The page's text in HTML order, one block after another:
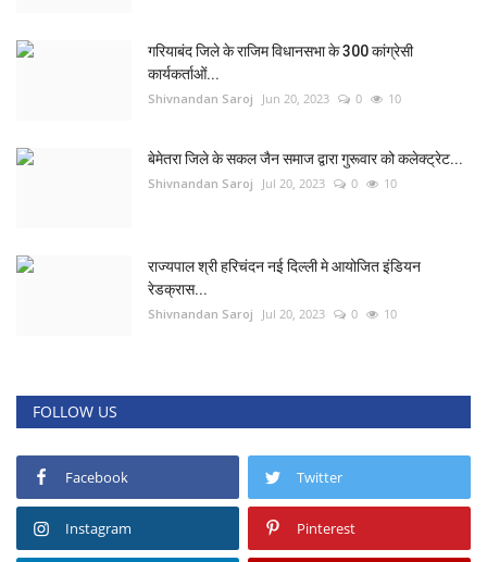
गरियाबंद जिले के राजिम विधानसभा के 300 कांग्रेसी
कार्यकर्ताओं...
Shivnandan Saroj Jun 20, 2023 0 10
बेमेतरा जिले के सकल जैन समाज द्वारा गुरूवार को कलेक्ट्रेट...
Shivnandan Saroj Jul 20, 2023 0 10
राज्यपाल श्री हरिचंदन नई दिल्ली मे आयोजित इंडियन
रेडक्रास...
Shivnandan Saroj Jul 20, 2023 0 10
FOLLOW US
Facebook Twitter
Instagram Pinterest